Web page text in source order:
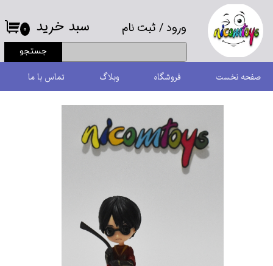
ورود/ ثبت نام
حساب کاربری من
تغییر گذر واژه
سفارشات
خروج از حساب کاربری
جستجو
۰ سبد خرید
صفحه نخست فروشگاه وبلاگ تماس با ما